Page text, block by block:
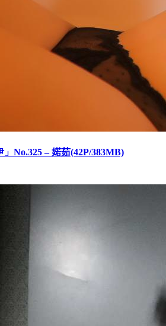
No.325 – 婼茹(42P/383MB)